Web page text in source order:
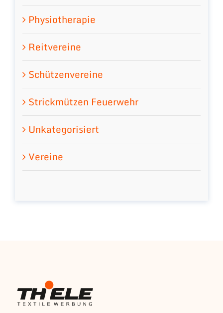
Physiotherapie
Reitvereine
Schützenvereine
Strickmützen Feuerwehr
Unkategorisiert
Vereine